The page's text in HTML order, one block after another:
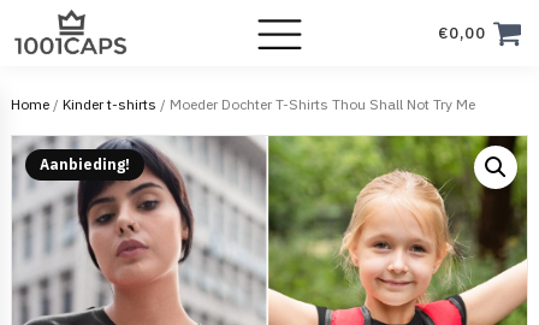
€0,00
Home/ Kinder t-shirts / Moeder Dochter T-Shirts Thou Shall Not Try Me
Aanbieding!